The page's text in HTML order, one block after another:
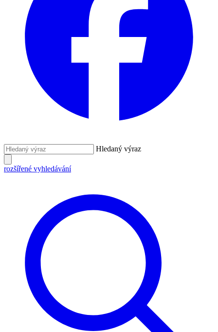
Hledaný výraz
rozšířené vyhledávání